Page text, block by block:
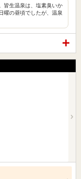
皆生温泉は、塩素臭いか
曜の昼頃でしたが、温泉